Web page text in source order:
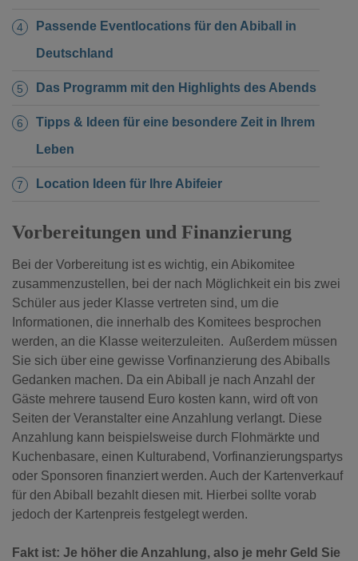
Passende Eventlocations für den Abiball in
Deutschland
Das Programm mit den Highlights des Abends
Tipps & Ideen für eine besondere Zeit in Ihrem
Leben
Location Ideen für Ihre Abifeier
Vorbereitungen und Finanzierung
Bei der Vorbereitung ist es wichtig, ein Abikomitee
zusammenzustellen, bei der nach Möglichkeit ein bis zwei
Schüler aus jeder Klasse vertreten sind, um die
Informationen, die innerhalb des Komitees besprochen
werden, an die Klasse weiterzuleiten. Außerdem müssen
Sie sich über eine gewisse Vorfinanzierung des Abiballs
Gedanken machen. Da ein Abiball je nach Anzahl der
Gäste mehrere tausend Euro kosten kann, wird oft von
Seiten der Veranstalter eine Anzahlung verlangt. Diese
Anzahlung kann beispielsweise durch Flohmärkte und
Kuchenbasare, einen Kulturabend, Vorfinanzierungspartys
oder Sponsoren finanziert werden. Auch der Kartenverkauf
für den Abiball bezahlt diesen mit. Hierbei sollte vorab
jedoch der Kartenpreis festgelegt werden.
Fakt ist: Je höher die Anzahlung, also je mehr Geld Sie